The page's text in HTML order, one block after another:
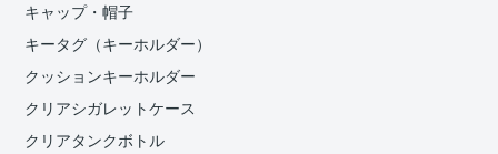
キャップ・帽子
キータグ（キーホルダー）
クッションキーホルダー
クリアシガレットケース
クリアタンクボトル